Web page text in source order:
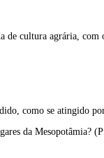
de cultura agrária,
como se atingido
da Mesopotâmia?